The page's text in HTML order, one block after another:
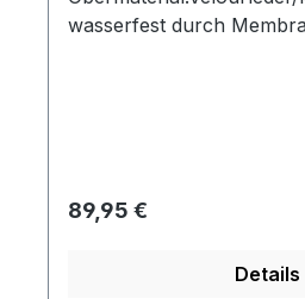
wasserfest durch
Regulärer Preis:
89,95 €
Details